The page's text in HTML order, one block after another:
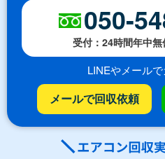
050-
受付：24時間年中無
LINEやメール
メールで回収依頼